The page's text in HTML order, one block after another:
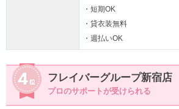
・短期OK
・貸衣装無料
・週払いOK
フレイバーグループ新宿店
プロのサポートが受けられる